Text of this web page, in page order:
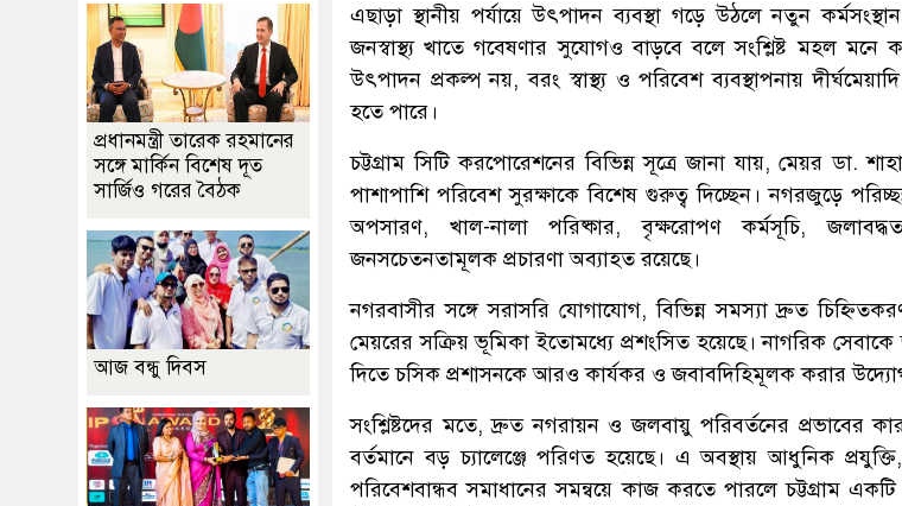
এছাড়া স্থানীয় পর্যায়ে উৎপাদন ব্যবস্থা গড়ে উঠলে নতুন কর্মসংস্থান
জনস্বাস্থ্য খাতে গবেষণার সুযোগও বাড়বে বলে সংশ্লিষ্ট মহল
উৎপাদন প্রকল্প নয়, বরং স্বাস্থ্য ও পরিবেশ ব্যবস্থাপনায়
হতে পারে।
চট্টগ্রাম সিটি করপোরেশনের বিভিন্ন সূত্রে জানা যায়, মেয়র ডা.
পাশাপাশি পরিবেশ সুরক্ষাকে বিশেষ গুরুত্ব দিচ্ছেন। নগরজুড়ে
অপসারণ, খাল-নালা পরিষ্কার, বৃক্ষরোপণ কর্মসূচি,
জনসচেতনতামূলক প্রচারণা অব্যাহত রয়েছে।
নগরবাসীর সঙ্গে সরাসরি যোগাযোগ, বিভিন্ন সমস্যা দ্রুত
মেয়রের সক্রিয় ভূমিকা ইতোমধ্যে প্রশংসিত হয়েছে। নাগরিক
দিতে চসিক প্রশাসনকে আরও কার্যকর ও জবাবদিহিমূলক করার
সংশ্লিষ্টদের মতে, দ্রুত নগরায়ন ও জলবায়ু পরিবর্তনের প্রভাবের
বর্তমানে বড় চ্যালেঞ্জে পরিণত হয়েছে। এ অবস্থায় আধুনিক
পরিবেশবান্ধব সমাধানের সমন্বয়ে কাজ করতে পারলে চট্টগ্রাম
প্রধানমন্ত্রী তারেক রহমানের
সঙ্গে মার্কিন বিশেষ দূত
সার্জিও গরের বৈঠক
আজ বন্ধু দিবস